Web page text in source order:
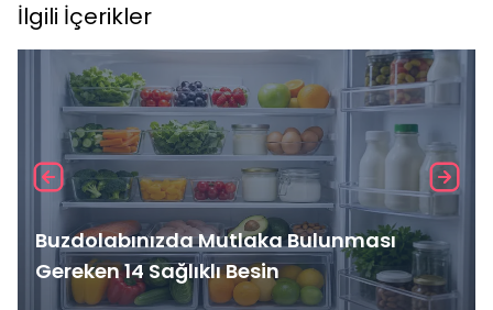
İlgili İçerikler
Buzdolabınızda Mutlaka Bulunması
Gereken 14 Sağlıklı Besin